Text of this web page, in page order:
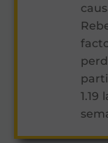
1.19